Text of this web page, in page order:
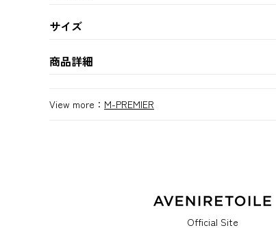
サイズ
商品詳細
View more： M-PREMIER
Official Site